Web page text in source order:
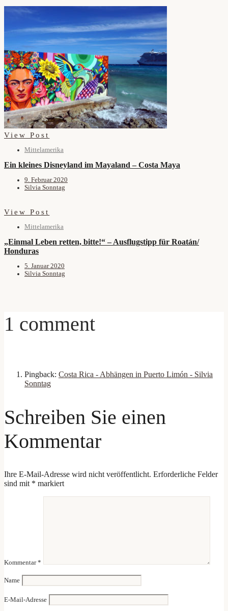
View Post
Mittelamerika
Ein kleines Disneyland im Mayaland – Costa Maya
9. Februar 2020
Silvia Sonntag
View Post
Mittelamerika
„Einmal Leben retten, bitte!“ – Ausflugstipp für Roatán/
Honduras
5. Januar 2020
Silvia Sonntag
1 comment
Pingback: Costa Rica - Abhängen in Puerto Limón - Silvia
Sonntag
Schreiben Sie einen
Kommentar
Ihre E-Mail-Adresse wird nicht veröffentlicht. Erforderliche Felder
sind mit * markiert
Kommentar*
Name
E-Mail-Adresse